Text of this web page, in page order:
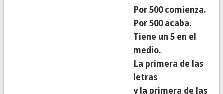
Por 500 comienza.
Por 500 acaba.
Tiene un 5 en el
medio.
La primera de las
letras
y la primera de las